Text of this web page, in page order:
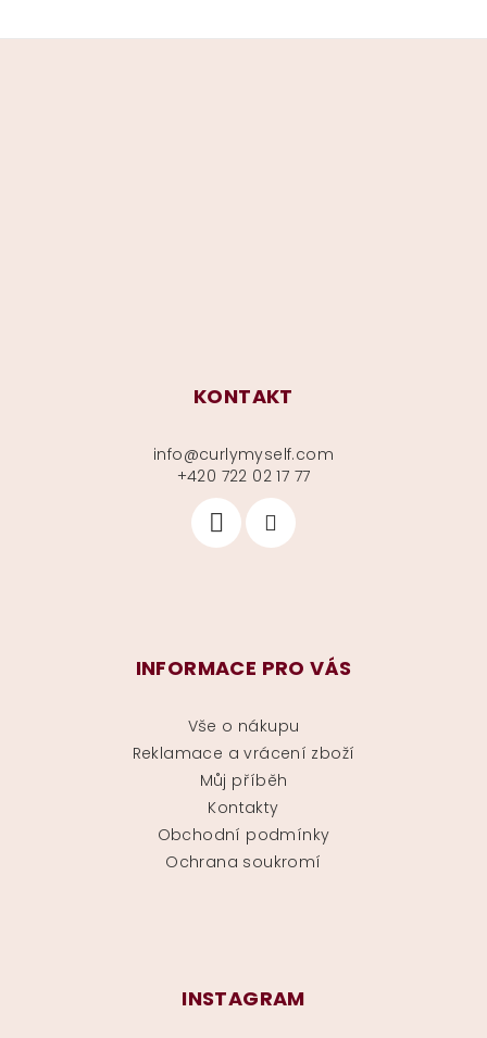
KONTAKT
info@curlymyself.com
+420 722 02 17 77
INFORMACE PRO VÁS
Vše o nákupu
Reklamace a vrácení zboží
Můj příběh
Kontakty
Obchodní podmínky
Ochrana soukromí
INSTAGRAM